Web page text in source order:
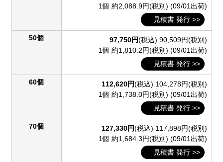
1個 約2,088.9円(税別) (09/01出荷)
見積書 発行 >>
50個 97,750円(税込) 90,509円(税別)
1個 約1,810.2円(税別) (09/01出荷)
見積書 発行 >>
60個 112,620円(税込) 104,278円(税別)
1個 約1,738.0円(税別) (09/01出荷)
見積書 発行 >>
70個 127,330円(税込) 117,898円(税別)
1個 約1,684.3円(税別) (09/01出荷)
見積書 発行 >>